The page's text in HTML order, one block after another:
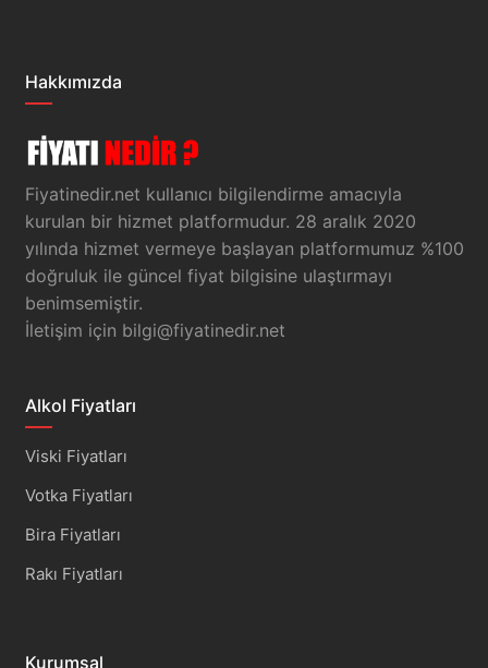
Hakkımızda
Fiyatinedir.net kullanıcı bilgilendirme amacıyla
kurulan bir hizmet platformudur. 28 aralık 2020
yılında hizmet vermeye başlayan platformumuz %100
doğruluk ile güncel fiyat bilgisine ulaştırmayı
benimsemiştir.
İletişim için bilgi@fiyatinedir.net
Alkol Fiyatları
Viski Fiyatları
Votka Fiyatları
Bira Fiyatları
Rakı Fiyatları
Kurumsal